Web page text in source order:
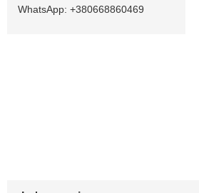
+380668860469